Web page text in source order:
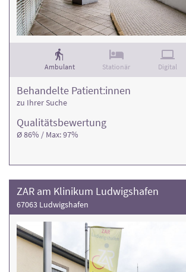
Ambulant Stationär Digital
Qualitäts­bewertung
Ø 86% / Max: 97%
Behandelte Patient:innen
zu Ihrer Suche
ZAR am Klinikum Ludwigshafen
67063 Ludwigshafen